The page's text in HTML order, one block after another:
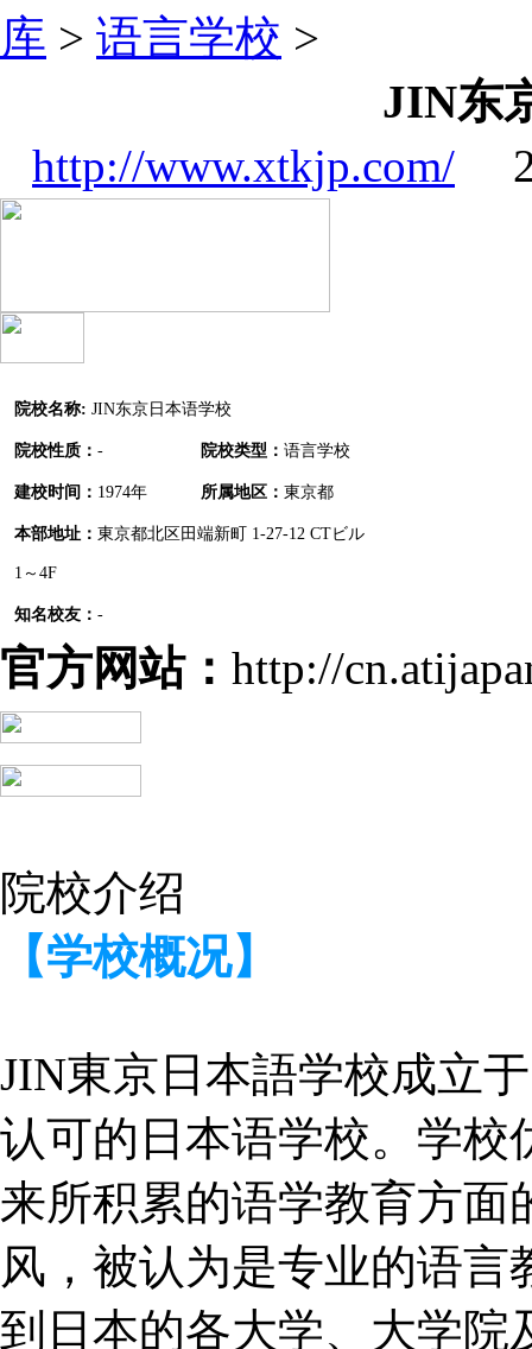
库 > 语言学校 >
JIN东
http://www.xtkjp.com/
院校名称: JIN东京日本语学校
院校性质： - 院校类型： 语言学校
建校时间： 1974年 所属地区： 東京都
本部地址： 東京都北区田端新町 1-27-12 CTビル
1～4F
知名校友： -
官方网站： http://
院校介绍
【学校概况】
JIN東京日本語学校成立
认可的日本语学校。学校
来所积累的语学教育方面
风，被认为是专业的语
到日本的各大学、大学院